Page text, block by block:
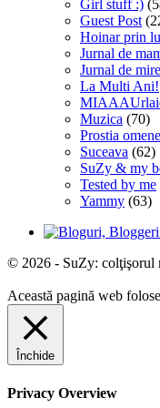
Girl stuff :)
Guest Post
Hoinar prin
Jurnal de
Jurnal de
La Multi Ani!
Muzica (70)
Prostia
Suceava (62)
SuZy & my
Tested by me
Yammy (63)
© 2026 - SuZy: colţişorul
Această pagină web
Închide
Privacy Overview